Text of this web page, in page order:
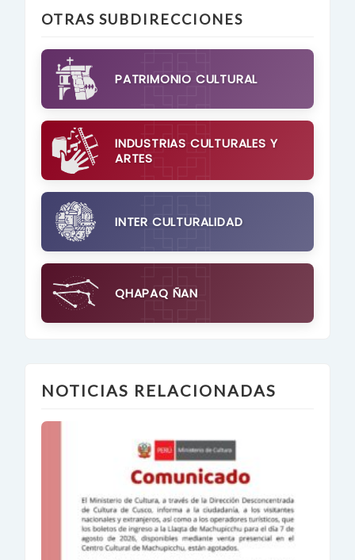
OTRAS SUBDIRECCIONES
PATRIMONIO CULTURAL
INDUSTRIAS CULTURALES Y
ARTES
INTER CULTURALIDAD
QHAPAQ ÑAN
NOTICIAS RELACIONADAS